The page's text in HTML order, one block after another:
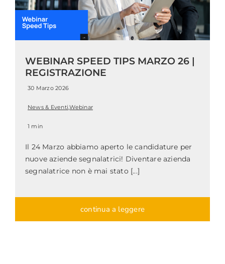
WEBINAR SPEED TIPS MARZO 26 |
REGISTRAZIONE
30 Marzo 2026
News & Eventi ,Webinar
1 min
Il 24 Marzo abbiamo aperto le candidature per
nuove aziende segnalatrici! Diventare azienda
segnalatrice non è mai stato [...]
continua a leggere